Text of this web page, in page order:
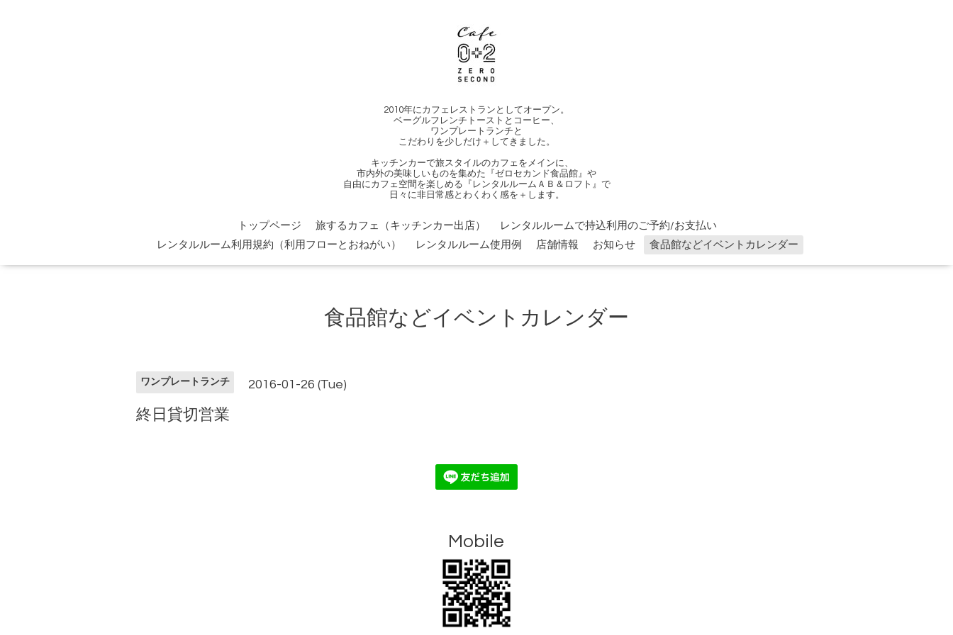
2010年にカフェレストランとしてオープン。
ベーグルフレンチトーストとコーヒー、
ワンプレートランチと
こだわりを少しだけ＋してきました。
キッチンカーで旅スタイルのカフェをメインに、
市内外の美味しいものを集めた『ゼロセカンド食品館』や
自由にカフェ空間を楽しめる『レンタルルームＡＢ＆ロフト』で
日々に非日常感とわくわく感を＋します。
トップページ 旅するカフェ（キッチンカー出店）
レンタルルームで持込利用のご予約/お支払い
レンタルルーム利用規約（利用フローとおねがい）
レンタルルーム使用例 店舗情報 お知らせ 食品館などイベントカレンダー
食品館などイベントカレンダー
ワンプレートランチ 2016-01-26 (Tue)
終日貸切営業
Mobile